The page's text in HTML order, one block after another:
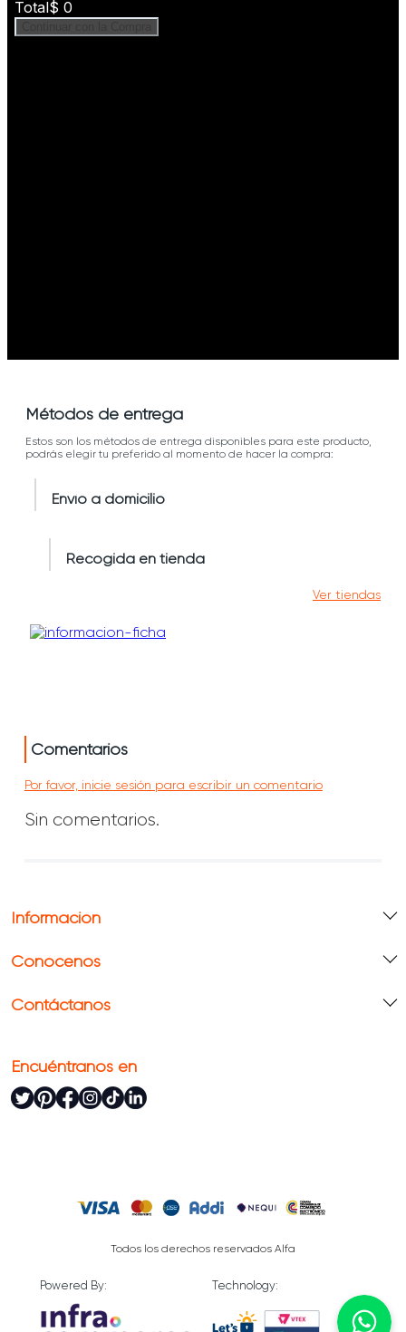
Métodos de entrega
Estos son los métodos de entrega disponibles para este producto,
podrás elegir tu preferido al momento de hacer la compra:
Envío a domicilio
Recogida en tienda
Ver tiendas
Comentarios
Por favor, inicie sesión para escribir un comentario
Sin comentarios.
Información
Conócenos
Contáctanos
Encuéntranos en
Todos los derechos reservados Alfa
Powered By: Technology: